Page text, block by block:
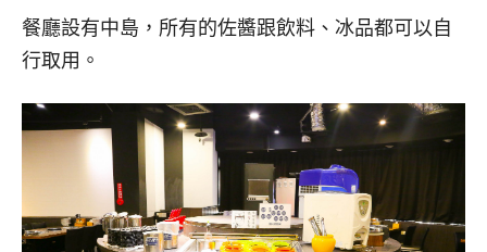
餐廳設有中島，所有的佐醬跟飲料、冰品都可以自
行取用。